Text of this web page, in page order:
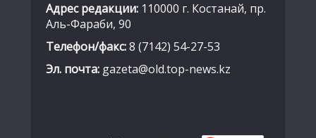
Адрес редакции: 110000 г. Костанай, пр.
Аль-Фараби, 90
Телефон/факс:8 (7142) 54-27-53
Эл. почта: gazeta@old.top-news.kz